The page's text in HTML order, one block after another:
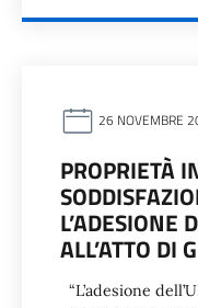
26 NOVEMBRE
PROPRIETÀ
L’ADESIONE
ALL’ATTO DI
“L’adesione